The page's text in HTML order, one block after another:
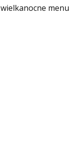
wielkanocne menu